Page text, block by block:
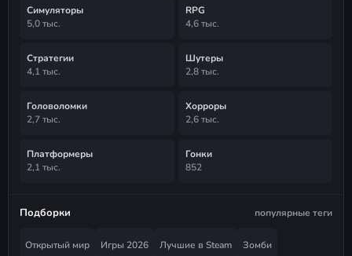
Симуляторы
5,0 тыс.
RPG
4,6 тыс.
Стратегии
4,1 тыс.
Шутеры
2,8 тыс.
Головоломки
2,7 тыс.
Хорроры
2,6 тыс.
Платформеры
2,1 тыс.
Гонки
852
Подборки популярные теги
Открытый мир Игры 2026 Лучшие в Steam Зомби